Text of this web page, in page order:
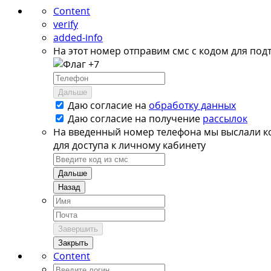
Content
verify
added-info
На этот номер отправим смс с кодом для
+7
Дальше
Даю согласие на обработку данных
Даю согласие на получение рассылок
На введенный номер телефона мы выслали
для доступа к личному кабинету
Дальше
Назад
Завершить
Закрыть
Content